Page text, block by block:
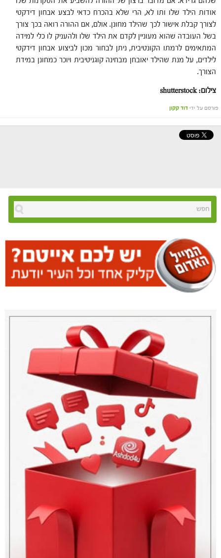
אודות הילד שלו ותו לא, הרי שלא בהכרח כדאי לבצע אבחון דידקטי
לצורך קבלת אישור לכך שהילד מחונן. אולם, אם ההורה רואה בכך צורך
בשל העובדה שהוא מעוניין לקדם את הילד שלו ולהעניק לו כלי למידה
המתאימים לרמתו הקונטיבית, ניתן לבחור מכון לביצוע אבחון דידקטי
לילדים, על מנת שהילד יאובחן מבחינה קוגניטיבית ויוכר כמחונן במידת
הצורך.
צילום: shutterstock
פורסם על ידי דוד קקון